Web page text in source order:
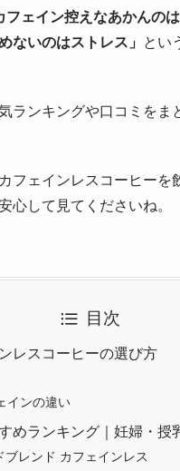
フェイン控えなあかんの
ないのはストレス」 とい
ランキングや口コミをま
フェインレスコーヒー
心して見てくださいね。
目次
レスコーヒーの選び方
インの違い
めランキング｜妊婦・授
レンド カフェインレス